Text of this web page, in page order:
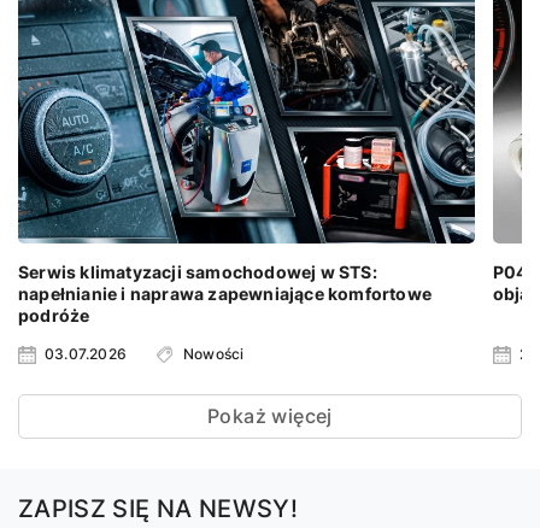
Serwis klimatyzacji samochodowej w STS:
napełnianie i naprawa zapewniające komfortowe
podróże
03.07.2026 Nowości
Pokaż więcej
ZAPISZ SIĘ NA NEWSY!